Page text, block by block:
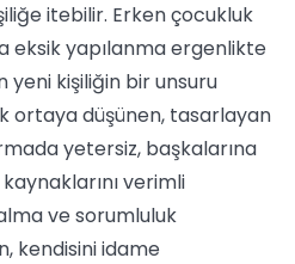
itebilir. Erken çocukluk
eksik yapılanma ergenlikte
yeni kişiliğin bir unsuru
ortaya düşünen, tasarlayan
yetersiz, başkalarına
verimli
ve sorumluluk
kendisini idame